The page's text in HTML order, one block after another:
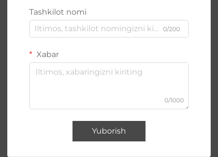
Tashkilot nomi
0/200
Xabar
0/1000
Yuborish